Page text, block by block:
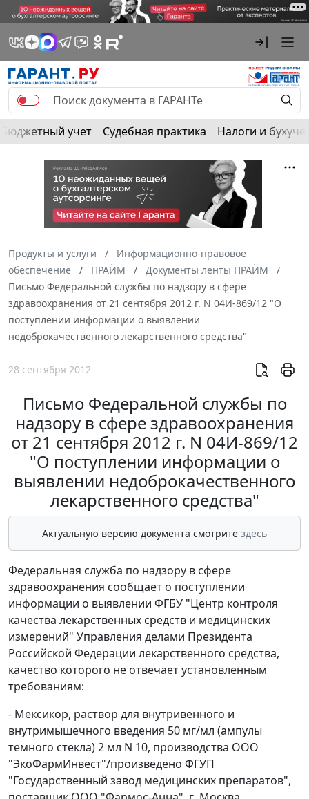
Бюджетный учет Судебная практика Налоги и
Продукты и услуги
Информационно-правовое
обеспечение
ПРАЙМ
Документы ленты ПРАЙМ
Письмо Федеральной службы по надзору в сфере
здравоохранения от 21 сентября 2012 г. N 04И-869/12 "О
поступлении информации о выявлении
недоброкачественного лекарственного средства"
28 сентября 2012
Письмо Федеральной службы по
надзору в сфере здравоохранения
от 21 сентября 2012 г. N 04И-869/12
"О поступлении информации о
выявлении недоброкачественного
лекарственного средства"
Актуальную версию документа смотрите здесь
Федеральная служба по надзору в сфере
здравоохранения сообщает о поступлении
информации о выявлении ФГБУ "Центр контроля
качества лекарственных средств и медицинских
измерений" Управления делами Президента
Российской Федерации лекарственного средства,
качество которого не отвечает установленным
требованиям:
- Мексикор, раствор для внутривенного и
внутримышечного введения 50 мг/мл (ампулы
темного стекла) 2 мл N 10, производства ООО
"ЭкоФармИнвест"/произведено ФГУП
"Государственный завод медицинских препаратов",